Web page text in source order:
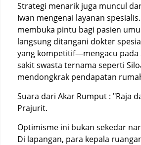
Strategi menarik juga muncul
Iwan mengenai layanan
membuka pintu bagi pasien
langsung ditangani dokter
yang kompetitif—mengacu
sakit swasta ternama seperti
mendongkrak pendapatan
Suara dari Akar Rumput : "Raja
Prajurit.
Optimisme ini bukan sekedar
Di lapangan, para kepala